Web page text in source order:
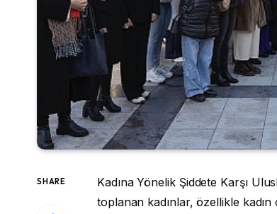
SHARE
Kadına Yönelik Şiddete Karşı
toplanan kadınlar, özellikle